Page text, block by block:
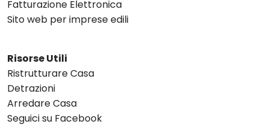
Fatturazione Elettronica
Sito web per imprese edili
Risorse Utili
Ristrutturare Casa
Detrazioni
Arredare Casa
Seguici su Facebook